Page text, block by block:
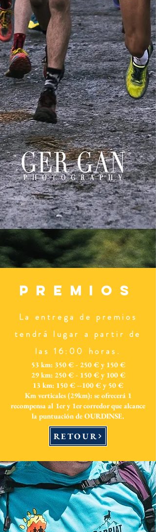
Premios
La entrega de premios
tendrá lugar a partir de
las 16:00 horas.
53 km: 350 € - 250 € y 150 €
29 km: 250 € - 150 € y 100 €
13 km: 150 € --100 € y 50 €
Km verticales (29km): se ofrecerá 1
recompensa al 1er y 1er corredor que alcance
la puntuación de OURDINSE.
RETOUR